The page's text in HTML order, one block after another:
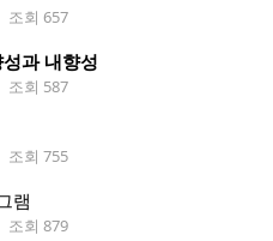
조회 657
과 내향성
조회 587
조회 755
램
조회 879